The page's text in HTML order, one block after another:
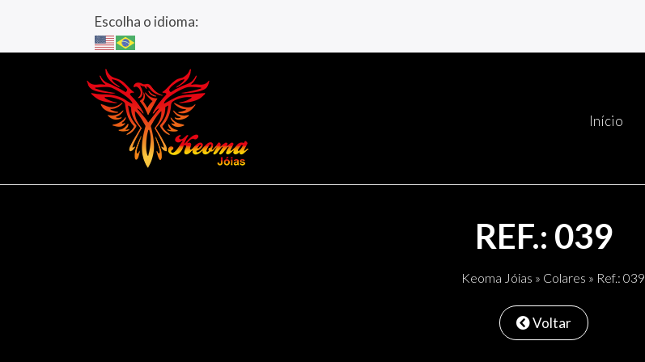
Escolha o idioma:
Início
REF.: 039
Keoma Jóias » Colares » Ref.: 039
Voltar